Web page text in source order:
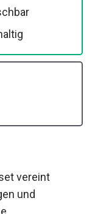
vereint
und